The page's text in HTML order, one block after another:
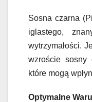
Sosna czarna
iglastego,
wytrzymałości.
wzroście sosny
które mogą
Optymalne